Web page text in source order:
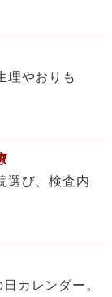
理やおりも
選び、検査内
カレンダー。